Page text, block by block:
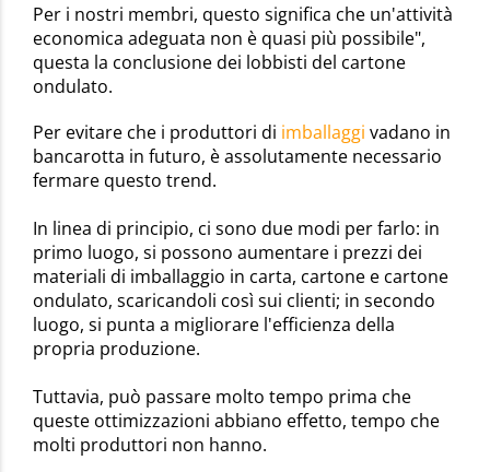
Per i nostri membri, questo significa che un'attività
economica adeguata non è quasi più possibile",
questa la conclusione dei lobbisti del cartone
ondulato.
Per evitare che i produttori di imballaggi vadano in
bancarotta in futuro, è assolutamente necessario
fermare questo trend.
In linea di principio, ci sono due modi per farlo: in
primo luogo, si possono aumentare i prezzi dei
materiali di imballaggio in carta, cartone e cartone
ondulato, scaricandoli così sui clienti; in secondo
luogo, si punta a migliorare l'efficienza della
propria produzione.
Tuttavia, può passare molto tempo prima che
queste ottimizzazioni abbiano effetto, tempo che
molti produttori non hanno.